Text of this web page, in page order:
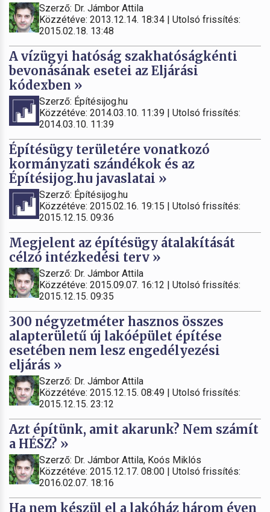
Szerző: Dr. Jámbor Attila
Közzétéve: 2013.12.14. 18:34 | Utolsó frissítés:
2015.02.18. 13:48
A vízügyi hatóság szakhatóságkénti
bevonásának esetei az Eljárási
kódexben »
Szerző: Építésijog.hu
Közzétéve: 2014.03.10. 11:39 | Utolsó frissítés:
2014.03.10. 11:39
Építésügy területére vonatkozó
kormányzati szándékok és az
Építésijog.hu javaslatai »
Szerző: Építésijog.hu
Közzétéve: 2015.02.16. 19:15 | Utolsó frissítés:
2015.12.15. 09:36
Megjelent az építésügy átalakítását
célzó intézkedési terv »
Szerző: Dr. Jámbor Attila
Közzétéve: 2015.09.07. 16:12 | Utolsó frissítés:
2015.12.15. 09:35
300 négyzetméter hasznos összes
alapterületű új lakóépület építése
esetében nem lesz engedélyezési
eljárás »
Szerző: Dr. Jámbor Attila
Közzétéve: 2015.12.15. 08:49 | Utolsó frissítés:
2015.12.15. 23:12
Azt építünk, amit akarunk? Nem számít
a HÉSZ? »
Szerző: Dr. Jámbor Attila, Koós Miklós
Közzétéve: 2015.12.17. 08:00 | Utolsó frissítés:
2016.02.07. 18:16
Ha nem készül el a lakóház három éven